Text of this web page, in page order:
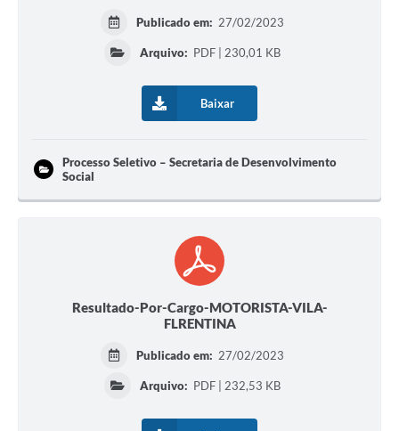
Publicado em: 27/02/2023
Arquivo: PDF | 230,01 KB
Baixar
Processo Seletivo – Secretaria de Desenvolvimento
Social
Resultado-Por-Cargo-MOTORISTA-VILA-
FLRENTINA
Publicado em: 27/02/2023
Arquivo: PDF | 232,53 KB